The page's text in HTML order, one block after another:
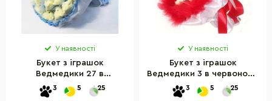
У наявності
Букет з іграшок
Ведмедики 27 в
блакитному 5200IT
3 5 25
У наявності
Букет з іграшок
Ведмедики 3 в червоному
5159IT
3 5 25